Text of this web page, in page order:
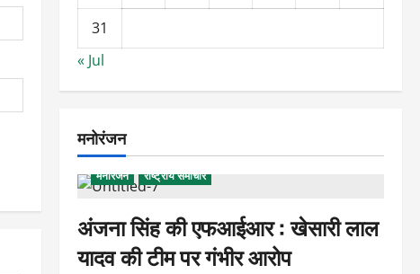
31
« Jul
मनोरंजन
मनोरंजन राष्ट्रीय समाचार
अंजना सिंह की एफआईआर : खेसारी लाल
यादव की टीम पर गंभीर आरोप